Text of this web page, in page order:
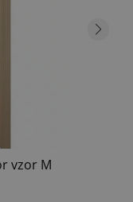
vzor M